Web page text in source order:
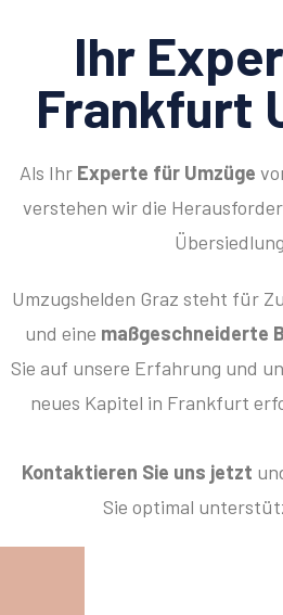
Ihr
Frankfurt
Als Ihr Experte für Umzüge
verstehen wir die
Umzugshelden Graz steht für
und eine maßgeschneiderte
Sie auf unsere Erfahrung und
neues Kapitel in Frankfurt
Kontaktieren Sie uns jetzt
Sie optimal